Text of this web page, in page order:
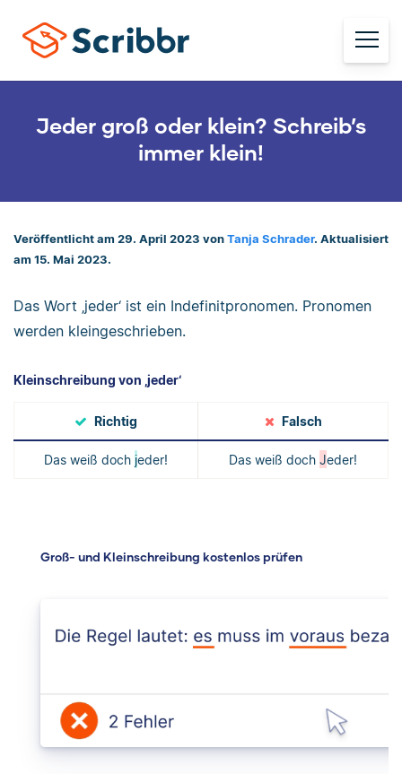
Jeder groß oder klein? Schreib’s
immer klein!
Veröffentlicht am 29. April 2023 von Tanja Schrader. Aktualisiert
am 15. Mai 2023.
Das Wort ‚jeder‘ ist ein Indefinitpronomen. Pronomen
werden kleingeschrieben.
Kleinschreibung von ‚jeder‘
Richtig Falsch
Das weiß doch jeder! Das weiß doch Jeder!
Groß- und Kleinschreibung kostenlos prüfen